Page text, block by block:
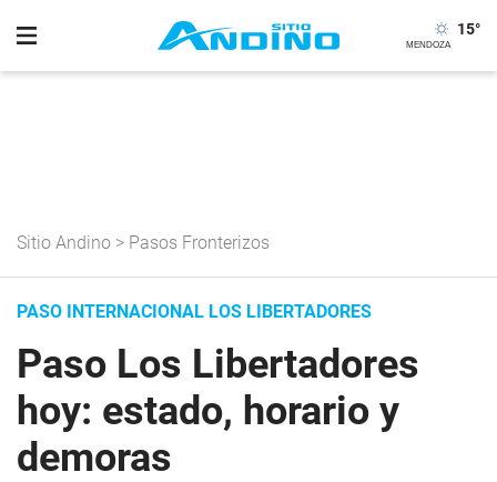
15°
Sitio Andino > Pasos Fronterizos
PASO INTERNACIONAL LOS LIBERTADORES
Paso Los Libertadores
hoy: estado, horario y
demoras